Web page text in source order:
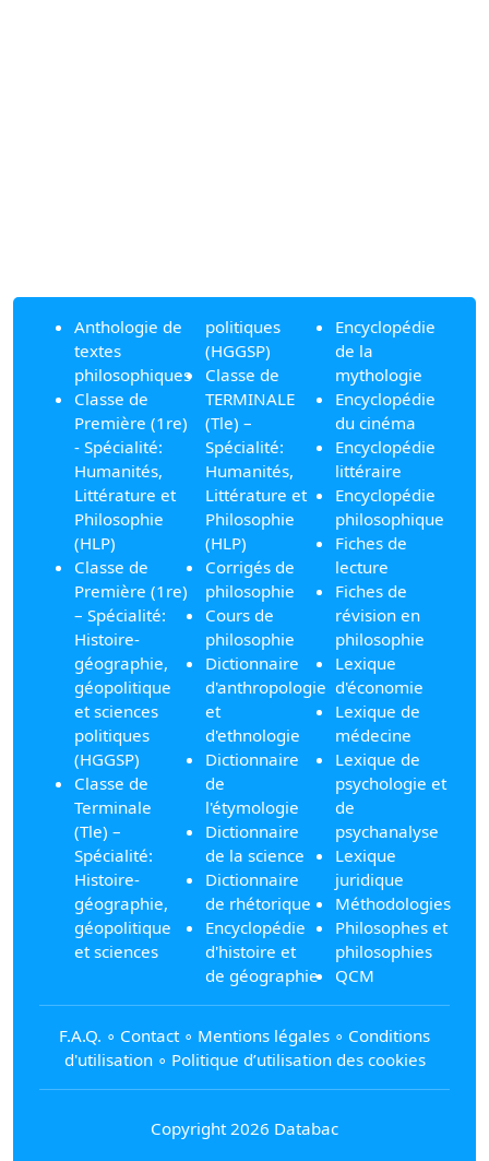
Anthologie de
textes
philosophiques
Classe de
Première (1re)
- Spécialité:
Humanités,
Littérature et
Philosophie
(HLP)
Classe de
Première (1re)
– Spécialité:
Histoire-
géographie,
géopolitique
et sciences
politiques
(HGGSP)
Classe de
Terminale
(Tle) –
Spécialité:
Histoire-
géographie,
géopolitique
et sciences
politiques
(HGGSP)
Classe de
TERMINALE
(Tle) –
Spécialité:
Humanités,
Littérature et
Philosophie
(HLP)
Corrigés de
philosophie
Cours de
philosophie
Dictionnaire
d'anthropologie
et
d'ethnologie
Dictionnaire
de
l'étymologie
Dictionnaire
de la science
Dictionnaire
de rhétorique
Encyclopédie
d'histoire et
de géographie
Encyclopédie
de la
mythologie
Encyclopédie
du cinéma
Encyclopédie
littéraire
Encyclopédie
philosophique
Fiches de
lecture
Fiches de
révision en
philosophie
Lexique
d'économie
Lexique de
médecine
Lexique de
psychologie et
de
psychanalyse
Lexique
juridique
Méthodologies
Philosophes et
philosophies
QCM
F.A.Q. ∘ Contact∘ Mentions légales ∘ Conditions
d'utilisation∘ Politique d’utilisation des cookies
Copyright 2026 Databac